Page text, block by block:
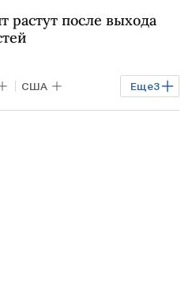
Биткоин
после выхода
Еще3
США
Composite